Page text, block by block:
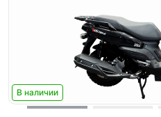
В наличии